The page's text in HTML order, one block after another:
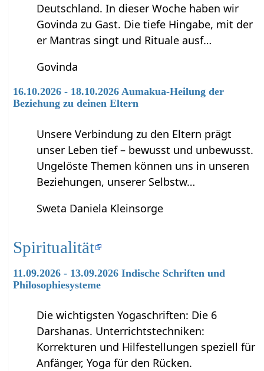
Deutschland. In dieser Woche haben wir
Govinda zu Gast. Die tiefe Hingabe, mit der
er Mantras singt und Rituale ausf…
Govinda
16.10.2026 - 18.10.2026 Aumakua-Heilung der
Beziehung zu deinen Eltern
Unsere Verbindung zu den Eltern prägt
unser Leben tief – bewusst und unbewusst.
Ungelöste Themen können uns in unseren
Beziehungen, unserer Selbstw…
Sweta Daniela Kleinsorge
Spiritualität
11.09.2026 - 13.09.2026 Indische Schriften und
Philosophiesysteme
Die wichtigsten Yogaschriften: Die 6
Darshanas. Unterrichtstechniken:
Korrekturen und Hilfestellungen speziell für
Anfänger, Yoga für den Rücken.